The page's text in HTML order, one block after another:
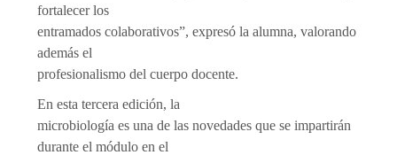
fortalecer los
entramados colaborativos”, expresó la alumna, valorando
además el
profesionalismo del cuerpo docente.
En esta tercera edición, la
microbiología es una de las novedades que se impartirán
durante el módulo en el